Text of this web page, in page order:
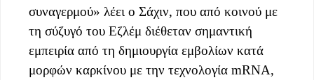
συναγερμού» λέει ο Σάχιν, που από κοινού με
τη σύζυγό του Εζλέμ διέθεταν σημαντική
εμπειρία από τη δημιουργία εμβολίων κατά
μορφών καρκίνου με την τεχνολογία mRNA,